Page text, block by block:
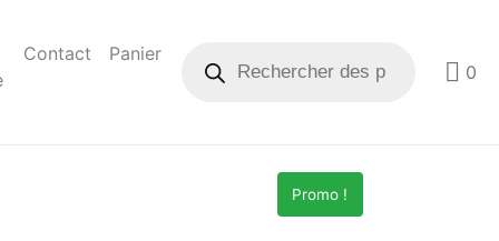
Contact
Panier
0
Promo !